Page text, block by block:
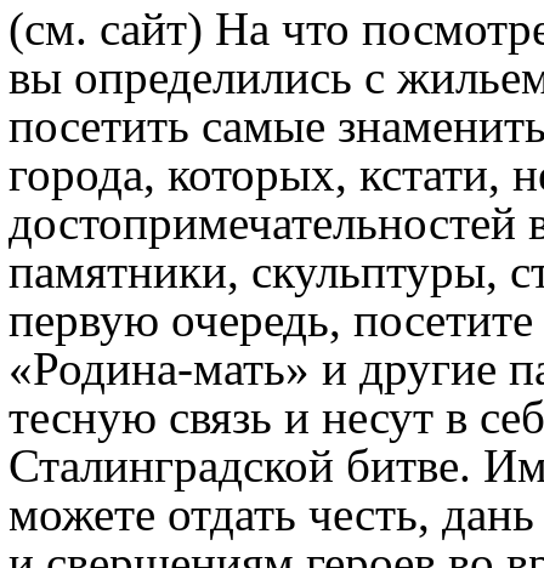
(см. сайт) На что
вы определились с
посетить самые
города, которых, кстати,
достопримечательностей
памятники, скульптуры,
первую очередь,
«Родина-мать» и другие
тесную связь и несут в
Сталинградской битве.
можете отдать честь,